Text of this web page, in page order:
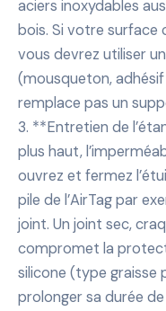
aciers inoxydables
bois. Si votre surface
vous devrez utiliser
(mousqueton,
remplace pas un
3. **Entretien de
plus haut,
ouvrez et fermez
pile de l’AirTag par
joint. Un joint sec,
compromet la
silicone (type graisse
prolonger sa durée de